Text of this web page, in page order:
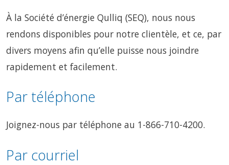
À la Société d’énergie Qulliq (SEQ), nous nous
rendons disponibles pour notre clientèle, et ce, par
divers moyens afin qu’elle puisse nous joindre
rapidement et facilement.
Par téléphone
Joignez-nous par téléphone au 1-866-710-4200.
Par courriel